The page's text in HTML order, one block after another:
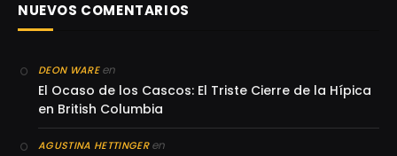
NUEVOS COMENTARIOS
DEON WAREen
El Ocaso de los Cascos: El Triste Cierre de la Hípica
en British Columbia
AGUSTINA HETTINGERen